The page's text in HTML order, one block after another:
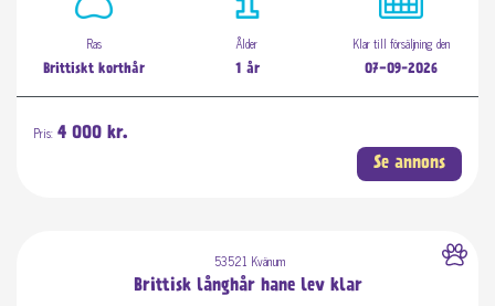
Ras
Brittiskt korthår
Ålder
1 år
Klar till försäljning den
07-09-2026
Pris: 4 000 kr.
Se annons
53521 Kvänum
Brittisk långhår hane lev klar